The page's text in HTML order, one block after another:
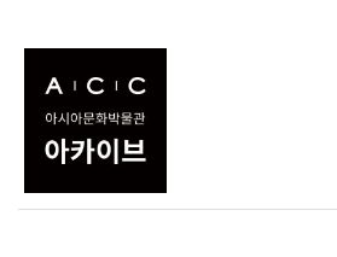
컬렉션
수집 기록